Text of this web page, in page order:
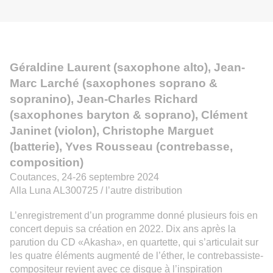
Géraldine Laurent (saxophone alto), Jean-
Marc Larché (saxophones soprano &
sopranino), Jean-Charles Richard
(saxophones baryton & soprano), Clément
Janinet (violon), Christophe Marguet
(batterie), Yves Rousseau (contrebasse,
composition)
Coutances, 24-26 septembre 2024
Alla Luna AL300725 / l’autre distribution
L’enregistrement d’un programme donné plusieurs fois en
concert depuis sa création en 2022. Dix ans après la
parution du CD «Akasha», en quartette, qui s’articulait sur
les quatre éléments augmenté de l’éther, le contrebassiste-
compositeur revient avec ce disque à l’inspiration